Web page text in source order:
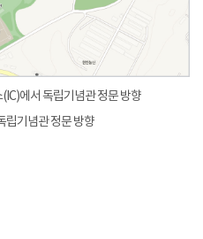
에서 독립기념관 정문 방향
립기념관 정문 방향